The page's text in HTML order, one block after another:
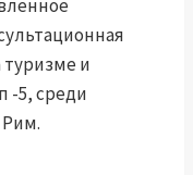
и
-5, среди